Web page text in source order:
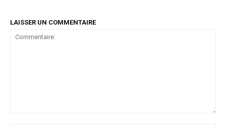
LAISSER UN COMMENTAIRE